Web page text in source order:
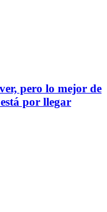
pero lo mejor de
por llegar